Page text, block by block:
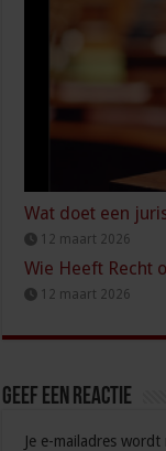
Wat doet een
12 maart 2026
Wie Heeft Recht
12 maart 2026
Geef een reactie
Je e-mailadres